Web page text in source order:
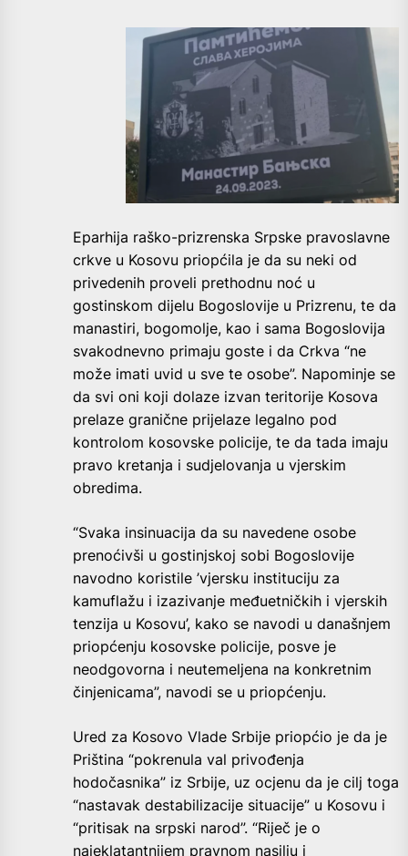
Eparhija raško-prizrenska Srpske pravoslavne
crkve u Kosovu priopćila je da su neki od
privedenih proveli prethodnu noć u
gostinskom dijelu Bogoslovije u Prizrenu, te da
manastiri, bogomolje, kao i sama Bogoslovija
svakodnevno primaju goste i da Crkva “ne
može imati uvid u sve te osobe”. Napominje se
da svi oni koji dolaze izvan teritorije Kosova
prelaze granične prijelaze legalno pod
kontrolom kosovske policije, te da tada imaju
pravo kretanja i sudjelovanja u vjerskim
obredima.
“Svaka insinuacija da su navedene osobe
prenoćivši u gostinjskoj sobi Bogoslovije
navodno koristile ’vjersku instituciju za
kamuflažu i izazivanje međuetničkih i vjerskih
tenzija u Kosovu’, kako se navodi u današnjem
priopćenju kosovske policije, posve je
neodgovorna i neutemeljena na konkretnim
činjenicama”, navodi se u priopćenju.
Ured za Kosovo Vlade Srbije priopćio je da je
Priština “pokrenula val privođenja
hodočasnika” iz Srbije, uz ocjenu da je cilj toga
“nastavak destabilizacije situacije” u Kosovu i
“pritisak na srpski narod”. “Riječ je o
najeklatantnijem pravnom nasilju i